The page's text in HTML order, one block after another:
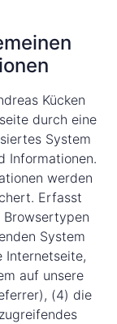
Kücken
durch eine
System
Informationen.
werden
Erfasst
System
Internetseite,
auf unsere
(4) die